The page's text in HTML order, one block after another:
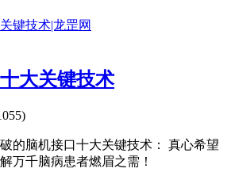
大关键技术
的脑机接口十大关键技术： 真心希望
万千脑病患者燃眉之需！